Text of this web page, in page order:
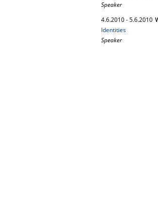
Speaker
4.6.2010-5.6.2010
Identities
Speaker